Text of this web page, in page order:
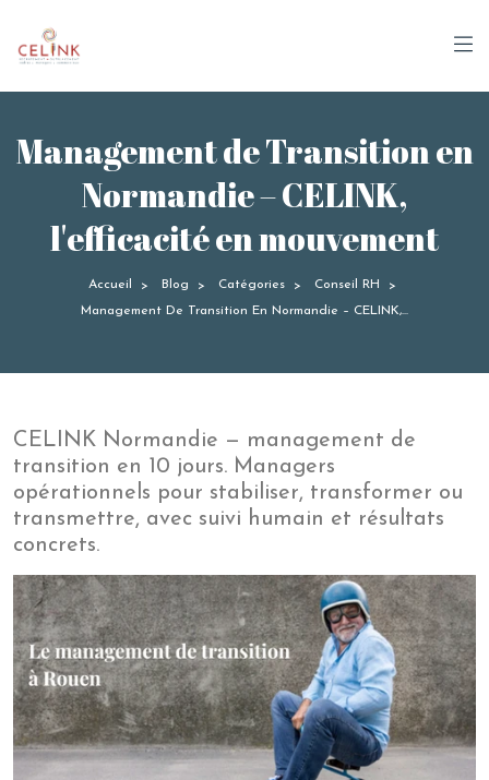
Management de Transition en
Normandie – CELINK,
l'efficacité en mouvement
Accueil > Blog > Catégories > Conseil RH
>
Management De Transition En Normandie – CELINK,...
CELINK Normandie — management de
transition en 10 jours. Managers
opérationnels pour stabiliser, transformer ou
transmettre, avec suivi humain et résultats
concrets.